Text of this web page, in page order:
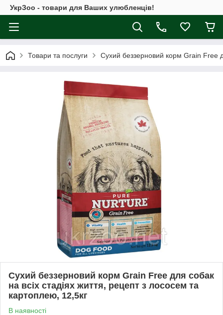
УкрЗоо - товари для Ваших улюбленців!
Товари та послуги Сухий беззерновий корм Grain Free
Сухий беззерновий корм Grain Free для собак
на всіх стадіях життя, рецепт з лососем та
картоплею, 12,5кг
В наявності